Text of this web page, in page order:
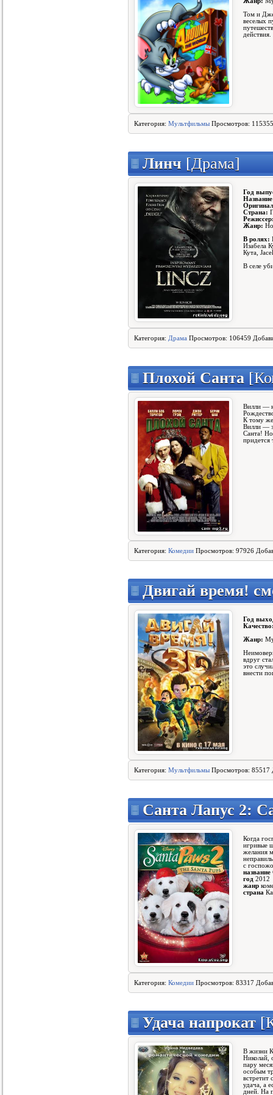
Том и
веселых
Категория: Мультфильмы Просмотров:
Линч[Драма]
Год
Страна:
Жанр:
В ролях:
Изабела
Кута,
В селе
Категория: Драма Просмотров: 106459
Плохой Санта
Вилли —
К тому
Вилли —
Санта! Но
придется
Категория: Комедии Просмотров: 97926
Двигай время!
Год
Жанр:
вдруг
это
внести
Категория: Мультфильмы Просмотров: 85517
Санта Лапус 2:
Когда
игривые
желания
с
название
год 2012
жанр
страна
Категория: Комедии Просмотров: 83317
Удача напрокат
В жизни
Николай,
пару
особым
встретит
удача, а
дней. На